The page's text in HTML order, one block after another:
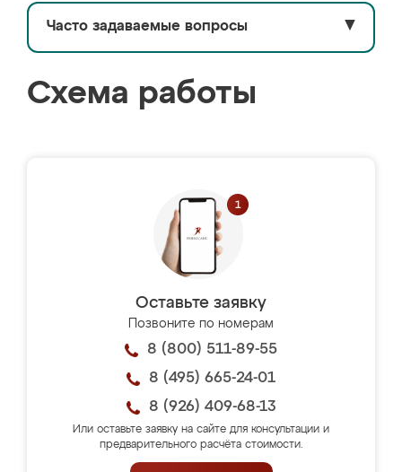
Часто задаваемые вопросы ▼
Схема работы
Оставьте заявку
Позвоните по номерам
8 (800) 511-89-55
8 (495) 665-24-01
8 (926) 409-68-13
Или оставьте заявку на сайте для консультации и
предварительного расчёта стоимости.